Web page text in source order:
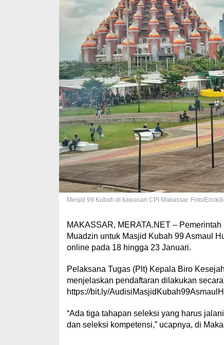
Mesjid 99 Kubah di kawasan CPI Makassar. Foto/
MAKASSAR, MERATA.NET –
Muadzin untuk Masjid Kubah 99 Asmaul
online pada 18 hingga 23 Januari.
Pelaksana Tugas (Plt) Kepala Biro
menjelaskan pendaftaran dilakukan
https://bit.ly/
“Ada tiga tahapan seleksi yang harus
dan seleksi kompetensi,” ucapnya, di